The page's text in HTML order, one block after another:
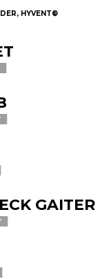
HYVENT®
GAITER